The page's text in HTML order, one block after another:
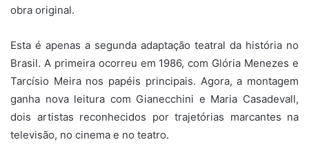
obra original.
Esta é apenas a segunda adaptação teatral da história no
Brasil. A primeira ocorreu em 1986, com Glória Menezes e
Tarcísio Meira nos papéis principais. Agora, a montagem
ganha nova leitura com Gianecchini e Maria Casadevall,
dois artistas reconhecidos por trajetórias marcantes na
televisão, no cinema e no teatro.